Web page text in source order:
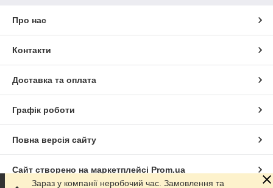
Про нас
Контакти
Доставка та оплата
Графік роботи
Повна версія сайту
Сайт створено на маркетплейсі Prom.ua
Зараз у компанії неробочий час. Замовлення та